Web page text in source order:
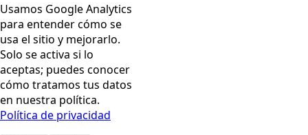
Usamos Google Analytics
para entender cómo se
usa el sitio y mejorarlo.
Solo se activa si lo
aceptas; puedes conocer
cómo tratamos tus datos
en nuestra política.
Política de privacidad